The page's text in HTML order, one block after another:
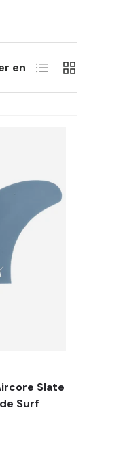
en Lista Rejilla
Slate
Surf